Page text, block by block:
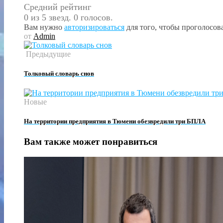
Средний рейтинг
0 из 5 звезд. 0 голосов.
Вам нужно авторизироваться для того, чтобы
от Admin
Предыдущие
Толковый словарь снов
Новые
На территории предприятия в Тюмени обезвредили три БПЛА
Вам также может понравиться